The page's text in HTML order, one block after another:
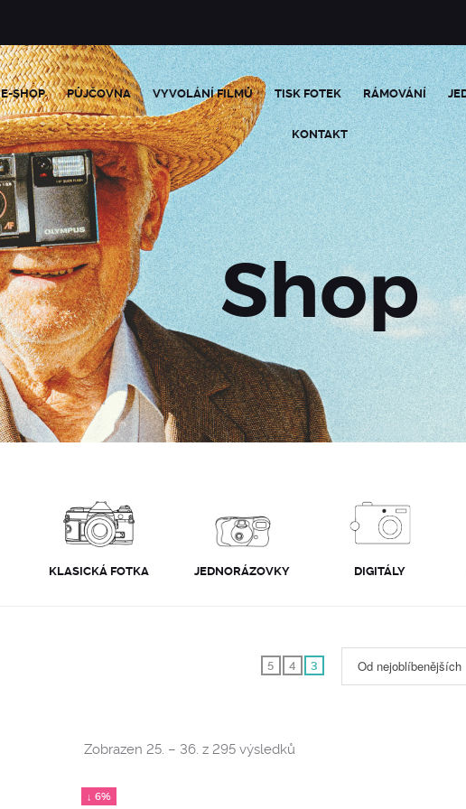
E-SHOP PŮJČOVNA VYVOLÁNÍ FILMŮ TISK FOTEK RÁMOVÁNÍ
KONTAKT
Shop
KLASICKÁ FOTKA JEDNORÁZOVKY DIGITÁLY
5 4 3 Od nejoblíbenějších
Zobrazen 25. – 36. z 295 výsledkůSorted
↓ 6%